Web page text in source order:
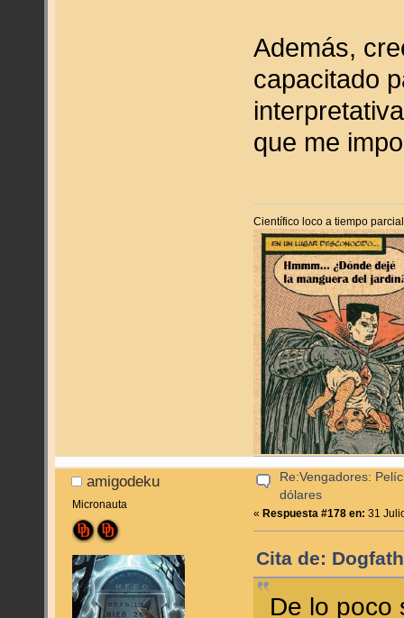
Además,
capacitado
que me
Científico loco a tiempo
amigodeku
Micronauta
Re:Vengadores:
dólares
« Respuesta #178 en: 31
Cita de:
De lo poco